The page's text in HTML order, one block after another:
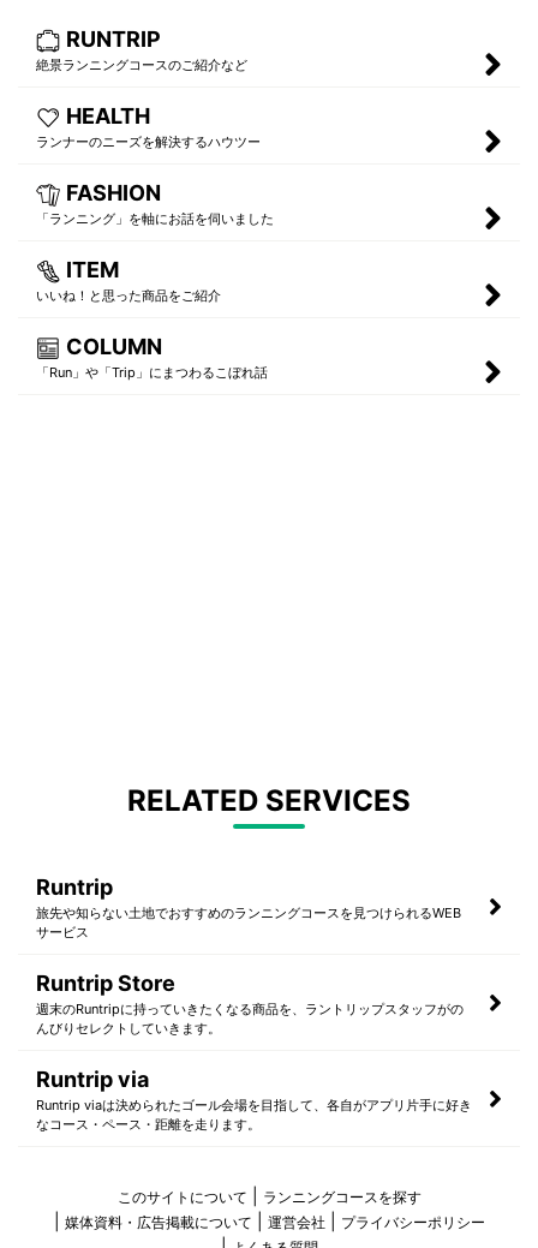
RUNTRIP
絶景ランニングコースのご紹介など
HEALTH
ランナーのニーズを解決するハウツー
FASHION
「ランニング」を軸にお話を伺いました
ITEM
いいね！と思った商品をご紹介
COLUMN
「Run」や「Trip」にまつわるこぼれ話
RELATED SERVICES
Runtrip
旅先や知らない土地でおすすめのランニングコースを見つけられるWEB
サービス
Runtrip Store
週末のRuntripに持っていきたくなる商品を、ラントリップスタッフがの
んびりセレクトしていきます。
Runtrip via
Runtrip viaは決められたゴール会場を目指して、各自がアプリ片手に好き
なコース・ペース・距離を走ります。
このサイトについて
ランニングコースを探す
媒体資料・広告掲載について
運営会社
プライバシーポリシー